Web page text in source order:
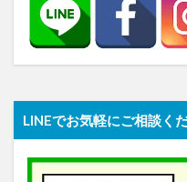
LINEでお気軽にご相談くだ